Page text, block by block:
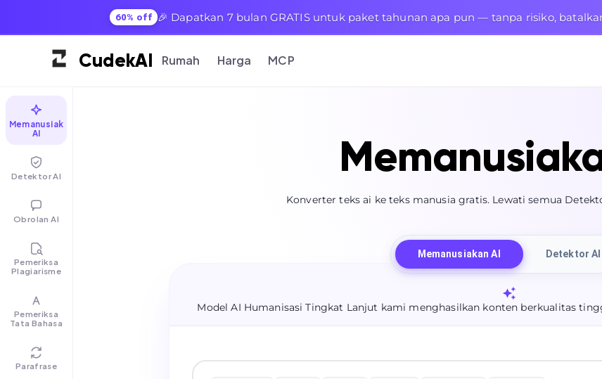
60% off 🎉 Dapatkan 7 bulan GRATIS untuk paket tahunan apa pun — tanpa risiko,
CudekAI Rumah Harga MCP
Memanusiakan
AI
Detektor AI
Obrolan AI
Pemeriksa
Plagiarisme
Pemeriksa
Tata Bahasa
Parafrase
Konverter teks ai ke teks manusia gratis. Lewati semua
Memanusiakan AI Detektor AI
Model AI Humanisasi Tingkat Lanjut kami menghasilkan konten berkualitas